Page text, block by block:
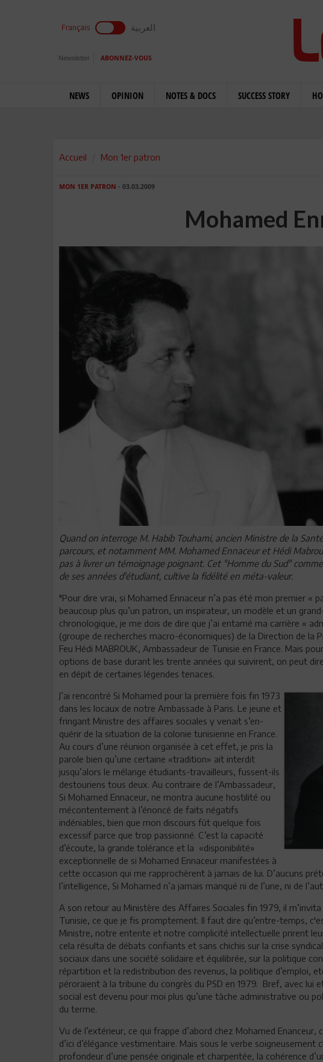
Français العربية
Newsletter ABONNEZ-VOUS
NEWS OPINION NOTES & DOCS SUCCESS STORY
Accueil Mon 1er patron
MON 1ER PATRON - 03.03.2009
Mohamed
Quand on interroge M. Habib Touhami, ancien Ministre de la
parcours, et notamment MM. Mohamed Ennaceur et Hédi
pas à livrer un témoignage poignant. Cet "Homme du Sud"
de ses années d'étudiant, cultive la fidélité en méta-valeur.
"Pour dire vrai, si Mohamed Ennaceur n’a pas été mon premier «
beaucoup plus qu’un patron, un inspirateur, un modèle et un
chronologique, je me dois de dire que j’ai entamé ma carrière «
(groupe de recherches macro-économiques) de la Direction de la
Feu Hédi MABROUK, Ambassadeur de Tunisie en France. Mais
options de base durant les trente années qui suivirent, on peut
en dépit de certaines légendes tenaces.
J’ai rencontré Si Mohamed pour la première fois fin 1973
dans les locaux de notre Ambassade à Paris. Le jeune et
fringant Ministre des affaires sociales y venait s’en-
quérir de la situation de la colonie tunisienne en France.
Au cours d’une réunion organisée à cet effet, je pris la
parole bien qu’une certaine «tradition» ait interdit
jusqu’alors le mélange étudiants-travailleurs, fussent-ils
destouriens tous deux. Au contraire de l’Ambassadeur,
Si Mohamed Ennaceur, ne montra aucune hostilité ou
mécontentement à l’énoncé de faits négatifs
indéniables, bien que mon discours fût quelque fois
excessif parce que trop passionné. C’est la capacité
d’écoute, la grande tolérance et la «disponibilité»
exceptionnelle de si Mohamed Ennaceur manifestées à
cette occasion qui me rapprochèrent à jamais de lui. D’aucuns
l’intelligence, Si Mohamed n’a jamais manqué ni de l’une, ni de
A son retour au Ministère des Affaires Sociales fin 1979, il
Tunisie, ce que je fis promptement. Il faut dire qu’entre-temps,
Ministre, notre entente et notre complicité intellectuelle prirent
cela résulta de débats confiants et sans chichis sur la crise
sociaux dans une société solidaire et équilibrée, sur la politique
répartition et la redistribution des revenus, la politique d’emploi,
péroraient à la tribune du congrès du PSD en 1979. Bref, avec lui
social est devenu pour moi plus qu’une tâche administrative ou
du terme.
Vu de l’extérieur, ce qui frappe d’abord chez Mohamed Enanceur,
d’ici d’élégance vestimentaire. Mais sous le verbe
profondeur d’une pensée originale et charpentée, la cohérence